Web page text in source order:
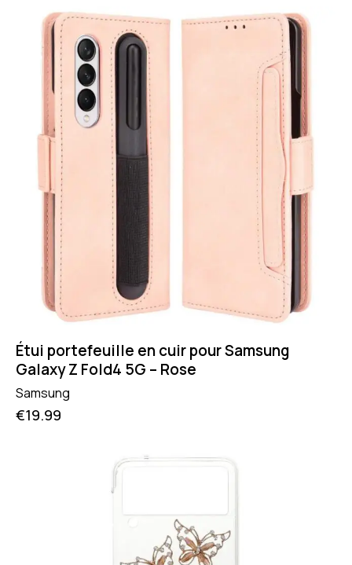
Étui portefeuille en cuir pour Samsung
Galaxy Z Fold4 5G – Rose
Samsung
€19.99